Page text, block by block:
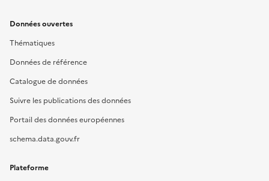
Données ouvertes
Thématiques
Données de référence
Catalogue de données
Suivre les publications des données
Portail des données européennes
schema.data.gouv.fr
Plateforme